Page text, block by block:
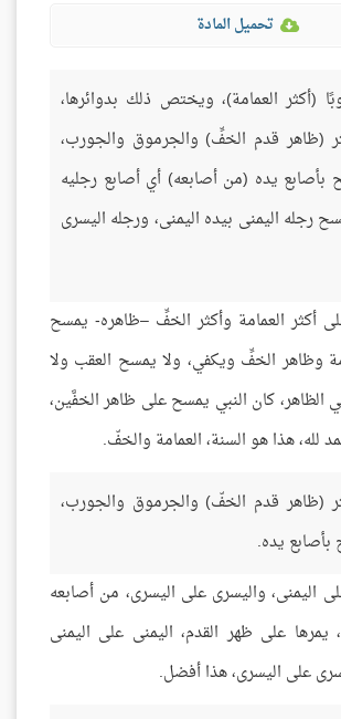
تحميل المادة
(أكثر العمامة)، ويختص ذلك بدوائرها،
(ظاهر قدم الخفِّ) والجرموق والجورب،
يده (من أصابعه) أي أصابع رجليه
رجله اليمنى بيده اليمنى، ورجله اليسرى
أكثر العمامة وأكثر الخفِّ –ظاهره- يمسح
وظاهر الخفِّ ويكفي، ولا يمسح العقب ولا
الظاهر، كان النبي يمسح على ظاهر الخفَّين،
لله، هذا هو السنة، العمامة والخفّ.
(ظاهر قدم الخفّ) والجرموق والجورب،
يده.
اليمنى، واليسرى على اليسرى، من أصابعه
على ظهر القدم، اليمنى على اليمنى
على اليسرى، هذا أفضل.